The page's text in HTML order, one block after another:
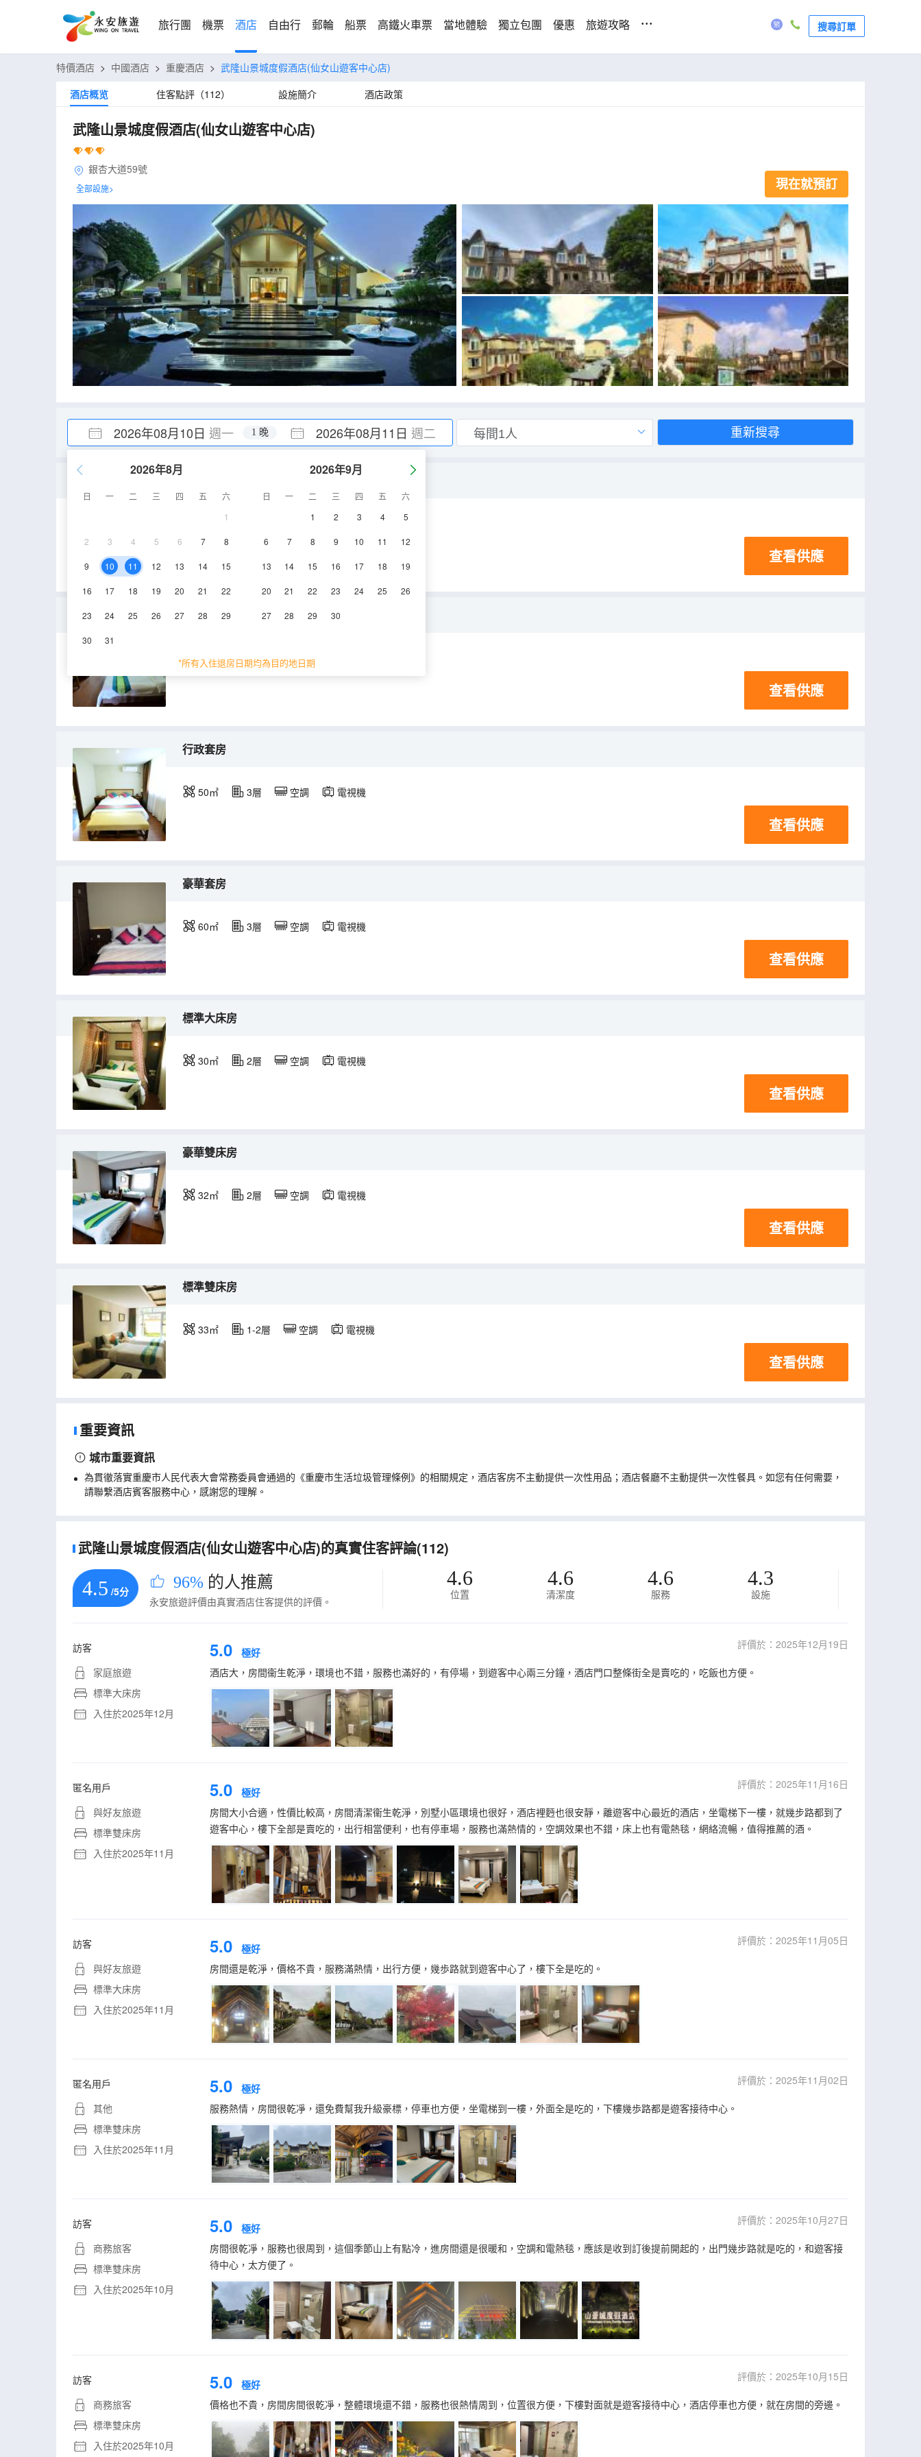
旅行團 機票 酒店 自由行 郵輪 船票 高鐵火車票 當地體驗 獨立包團 優惠 旅遊攻略 ... 搜尋訂單
特價酒店 > 中國酒店 > 重慶酒店 > 武隆山景城度假酒店(仙女山遊客中心店)
酒店概览
住客點評（112） 設施簡介 酒店政策
武隆山景城度假酒店(仙女山遊客中心店)
銀杏大道59號
全部設施> 現在就預訂
2026年08月10日 週一 2026年08月11日 週二
1 晚
2026年8月
日 一 二 三 四 五
六
1
2 3 4 5 6 7 8
9 10 11 12 13 14 15
16 17 18 19 20 21 22
23 24 25 26 27 28 29
30 31
2026年9月
日 一 二 三 四 五
六
1
2 3 4 5
6 7 8 9 10 11 12
13 14 15 16 17 18 19
20 21 22 23 24 25 26
27 28 29 30
*所有入住退房日期均為目的地日期
重新搜尋
空調 電視機
查看供應
高級雙床房
32㎡ 1層 空調
查看供應
行政套房
50㎡ 3層 空調 電視機
查看供應
豪華套房
60㎡ 3層 空調 電視機
查看供應
標準大床房
30㎡ 2層 空調 電視機
查看供應
豪華雙床房
32㎡ 2層 空調 電視機
查看供應
標準雙床房
33㎡ 1-2層 空調 電視機
查看供應
重要資訊
城市重要資訊
為貫徹落實重慶市人民代表大會常務委員會通過的《重慶市生活垃圾管理條例》的相關規定，酒店客房不主動提供一次性用品；酒店餐廳不主動提供一次性餐具。如您有任何需要，
請聯繫酒店賓客服務中心，感謝您的理解。
武隆山景城度假酒店(仙女山遊客中心店)的真實住客評論(112)
4.5 /5分 96% 的人推薦
永安旅遊評價由真實酒店住客提供的評價。
4.6
位置
4.6
清潔度
4.6
服務
4.3
設施
訪客
家庭旅遊
標準大床房
入住於2025年12月
5.0 極好
評價於：2025年12月19日
酒店大，房間衞生乾淨，環境也不錯，服務也滿好的，有停場，到遊客中心兩三分鐘，酒店門口整條街全是賣吃的，吃飯也方便。
匿名用戶
與好友旅遊
標準雙床房
入住於2025年11月
5.0 極好
評價於：2025年11月16日
房間大小合適，性價比較高，房間清潔衞生乾淨，別墅小區環境也很好，酒店裡麪也很安靜，離遊客中心最近的酒店，坐電梯下一樓，就幾步路都到了
遊客中心，樓下全部是賣吃的，出行相當便利，也有停車場，服務也滿熱情的，空調效果也不錯，床上也有電熱毯，網絡流暢，值得推薦的酒。
訪客
與好友旅遊
標準大床房
入住於2025年11月
5.0 極好
評價於：2025年11月05日
房間還是乾淨，價格不貴，服務滿熱情，出行方便，幾歩路就到遊客中心了，樓下全是吃的。
匿名用戶
其他
標準雙床房
入住於2025年11月
5.0 極好
評價於：2025年11月02日
服務熱情，房間很乾凈，還免費幫我升級豪標，停車也方便，坐電梯到一樓，外面全是吃的，下樓幾歩路都是遊客接待中心。
訪客
商務旅客
標準雙床房
入住於2025年10月
5.0 極好
評價於：2025年10月27日
房間很乾凈，服務也很周到，這個季節山上有點冷，進房間還是很暖和，空調和電熱毯，應該是收到訂後提前開起的，出門幾步路就是吃的，和遊客接
待中心，太方便了。
訪客
商務旅客
標準雙床房
入住於2025年10月
5.0 極好
評價於：2025年10月15日
價格也不貴，房間房間很乾凈，整體環境還不錯，服務也很熱情周到，位置很方便，下樓對面就是遊客接待中心，酒店停車也方便，就在房間的旁邊。